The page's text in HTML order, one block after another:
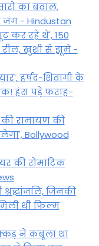
का बवाल,
- Hindustan
कर रहे थे', 150
खुशी से झूमे -
हर्षद-शिवांगी के
हंस पड़े फराह-
रामायण की
Bollywood
की रोमांटिक
जिनकी
थी फिल्म
ने कबूला था